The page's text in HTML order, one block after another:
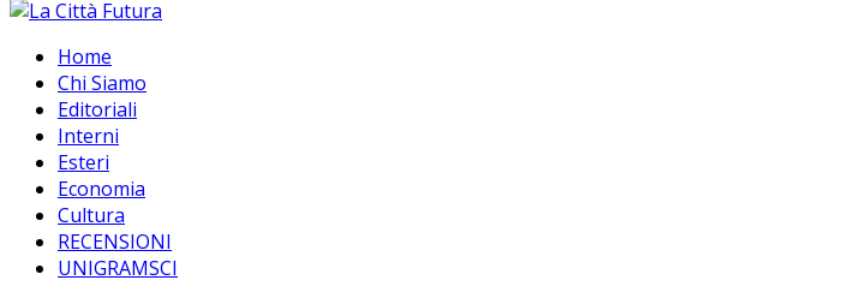
Home
Chi Siamo
Editoriali
Interni
Esteri
Economia
Cultura
RECENSIONI
UNIGRAMSCI